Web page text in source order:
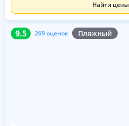
Найти цены
9.5 269 оценок Пляжный
9.5 269 оценок